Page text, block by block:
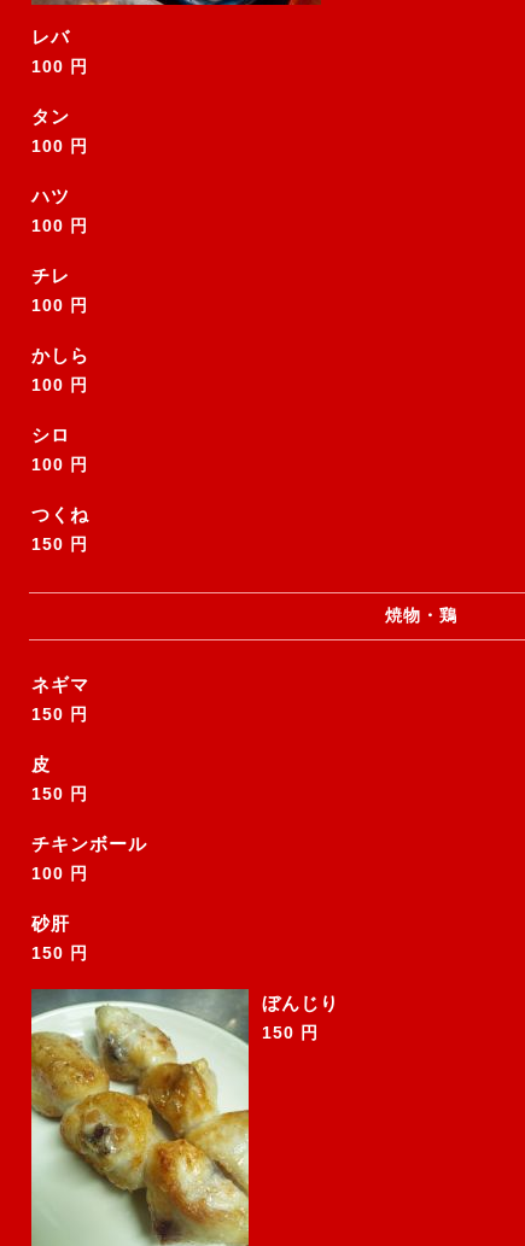
レバ
100 円
タン
100 円
ハツ
100 円
チレ
100 円
かしら
100 円
シロ
100 円
つくね
150 円
焼物・鶏
ネギマ
150 円
皮
150 円
チキンボール
100 円
砂肝
150 円
ぼんじり
150 円